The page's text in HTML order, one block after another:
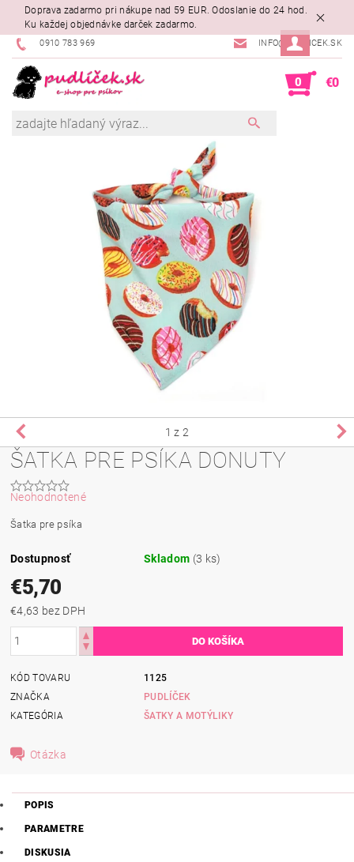
Doprava zadarmo pri nákupe nad 59 EUR. Odoslanie do 24 hod.
Ku každej objednávke darček zadarmo.
0910 783 969 INFO@PUDLICEK.SK
0 €0
1 z 2
ŠATKA PRE PSÍKA DONUTY
Neohodnotené
Šatka pre psíka
Dostupnosť Skladom (3 ks)
€5,70
€4,63 bez DPH
KÓD TOVARU
1125
ZNAČKA
PUDLÍČEK
KATEGÓRIA
ŠATKY A MOTÝLIKY
Otázka
POPIS
PARAMETRE
DISKUSIA